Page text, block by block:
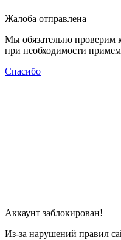
Жалоба отправлена
Мы обязательно проверим
при необходимости
Спасибо
Аккаунт заблокирован!
Из-за нарушений правил